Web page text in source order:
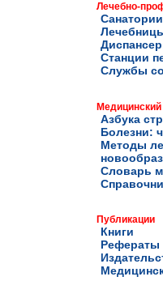
Лечебно-
Станции
Службы
Медицинский
Азбука
Болезни:
Методы
Словарь
Публикации
Книги
Рефераты